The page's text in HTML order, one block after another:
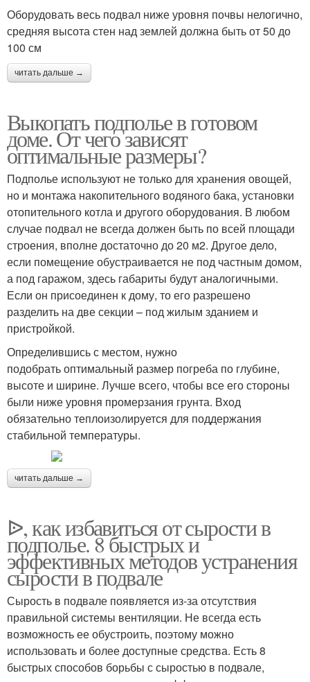
Оборудовать весь подвал ниже уровня почвы нелогично,
средняя высота стен над землей должна быть от 50 до
100 см
читать дальше →
Выкопать подполье в готовом
доме. От чего зависят
оптимальные размеры?
Подполье используют не только для хранения овощей,
но и монтажа накопительного водяного бака, установки
отопительного котла и другого оборудования. В любом
случае подвал не всегда должен быть по всей площади
строения, вполне достаточно до 20 м2. Другое дело,
если помещение обустраивается не под частным домом,
а под гаражом, здесь габариты будут аналогичными.
Если он присоединен к дому, то его разрешено
разделить на две секции – под жилым зданием и
пристройкой.
Определившись с местом, нужно
подобрать оптимальный размер погреба по глубине,
высоте и ширине. Лучше всего, чтобы все его стороны
были ниже уровня промерзания грунта. Вход
обязательно теплоизолируется для поддержания
стабильной температуры.
читать дальше →
ᐉ, как избавиться от сырости в
подполье. 8 быстрых и
эффективных методов устранения
сырости в подвале
Сырость в подвале появляется из-за отсутствия
правильной системы вентиляции. Не всегда есть
возможность ее обустроить, поэтому можно
использовать и более доступные средства. Есть 8
быстрых способов борьбы с сыростью в подвале,